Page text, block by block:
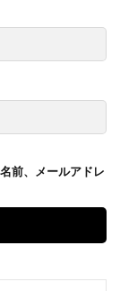
前、メールアドレ